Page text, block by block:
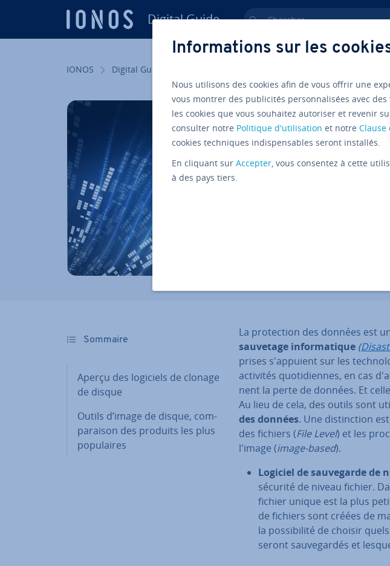
Digital Guide Chercher
IONOS Digital Guide
Sommaire
Aperçu des logiciels de clonage
de disque
Outils d’image de disque, com­
pa­rai­son des produits les plus
po­pu­laires
La pro­tec­tion des données est
sauvetage in­for­ma­tique (
prises s'ap­puient sur les
activités quo­ti­diennes, en cas
nent la perte de données. Et
Au lieu de cela, des outils sont
des données. Une dis­tinc­tion
des fichiers (File Level) et les
l'image (image-based).
Logiciel de sau­ve­garde de
sécurité de niveau fichier.
fichier unique est la plus
de fichiers sont créées de
la pos­si­bi­lité de choisir
seront sau­ve­gar­dés et
Informations sur les
Nous utilisons des cookies afin de vous offrir une
vous montrer des publicités personnalisées avec
les cookies que vous souhaitez autoriser et revenir
consulter notre Politique d'utilisation et notre
cookies techniques indispensables seront installés.
En cliquant sur Accepter, vous consentez à cette
à des pays tiers.